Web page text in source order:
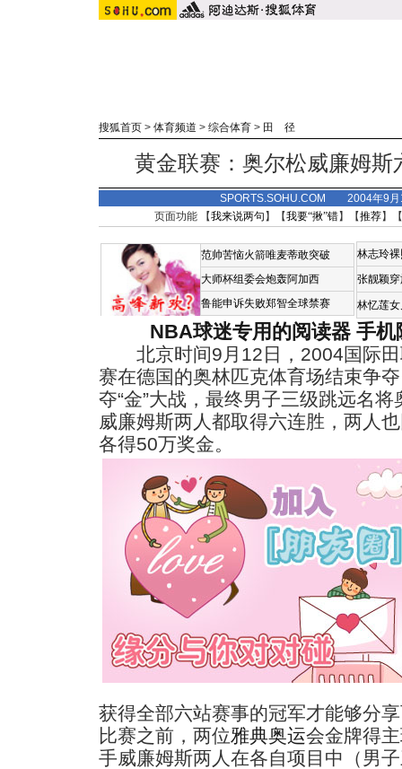
搜狐首页 > 体育频道 > 综合体育 > 田 径
黄金联赛：奥尔松威廉姆斯
SPORTS.SOHU.COM 2004年9
页面功能 【我来说两句 】【我要“揪”错】【推荐】
范帅苦恼火箭唯麦蒂敢突破
大师杯组委会炮轰阿加西
鲁能申诉失败郑智全球禁赛
林志玲
张靓颖
林忆莲
NBA球迷专用的阅读器 手机
北京时间9月12日，2004国际田
赛在德国的奥林匹克体育场结束争
夺“金”大战，最终男子三级跳远名
威廉姆斯两人都取得六连胜，两人
各得50万奖金。
获得全部六站赛事的冠军才能够分
比赛之前，两位雅典奥运会金牌得
手威廉姆斯两人在各自项目中（男